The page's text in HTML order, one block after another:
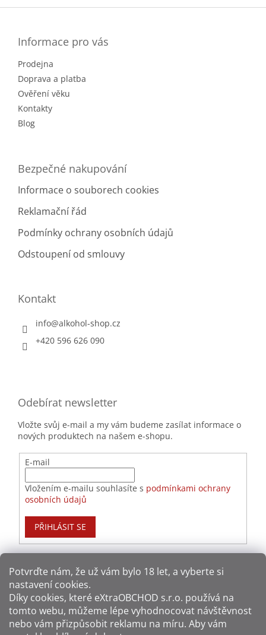
Potvrďte nám​​, že už vám bylo 18 let, a vyberte si
nastavení cookies.
Díky cookies, které eXtraOBCHOD s.r.o. používá na
tomto webu, můžeme lépe vyhodnocovat návštěvnost
nebo vám přizpůsobit reklamu na míru. Aby vám
Informace pro vás
Prodejna
Doprava a platba
Ověření věku
Kontakty
Blog
Bezpečné nakupování
Informace o souborech cookies
Reklamační řád
Podmínky ochrany osobních údajů
Odstoupení od smlouvy
Kontakt
info@alkohol-shop.cz
+420 596 626 090
Odebírat newsletter
Vložte svůj e-mail a my vám budeme zasílat informace o
nových produktech na našem e-shopu.
E-mail
Vložením e-mailu souhlasíte s podmínkami ochrany
osobních údajů
PŘIHLÁSIT SE
Způsoby dopravy: